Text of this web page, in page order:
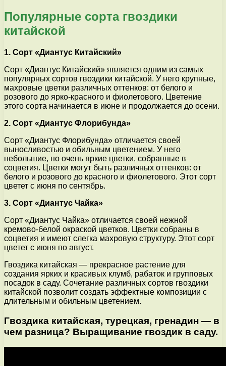
Популярные сорта гвоздики
китайской
1. Сорт «Диантус Китайский»
Сорт «Диантус Китайский» является одним из самых
популярных сортов гвоздики китайской. У него крупные,
махровые цветки различных оттенков: от белого и
розового до ярко-красного и фиолетового. Цветение
этого сорта начинается в июне и продолжается до осени.
2. Сорт «Диантус Флорибунда»
Сорт «Диантус Флорибунда» отличается своей
выносливостью и обильным цветением. У него
небольшие, но очень яркие цветки, собранные в
соцветия. Цветки могут быть различных оттенков: от
белого и розового до красного и фиолетового. Этот сорт
цветет с июня по сентябрь.
3. Сорт «Диантус Чайка»
Сорт «Диантус Чайка» отличается своей нежной
кремово-белой окраской цветков. Цветки собраны в
соцветия и имеют слегка махровую структуру. Этот сорт
цветет с июня по август.
Гвоздика китайская — прекрасное растение для
создания ярких и красивых клумб, рабаток и групповых
посадок в саду. Сочетание различных сортов гвоздики
китайской позволит создать эффектные композиции с
длительным и обильным цветением.
Гвоздика китайская, турецкая, гренадин — в
чем разница? Выращивание гвоздик в саду.